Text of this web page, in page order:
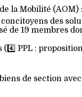
la Mobilité
des
de 19 membres
PPL :
de section